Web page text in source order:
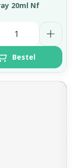
20ml Nf
Bestel